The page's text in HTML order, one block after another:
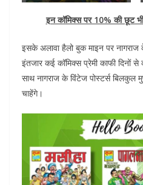
इन कॉमिक्स पर 10% की छूट
इसके अलावा हैलो बुक माइन पर
इंतजार कई कॉमिक्स प्रेमी काफी दिनों
साथ नागराज के विंटेज पोस्टर्स
चाहेंगे।